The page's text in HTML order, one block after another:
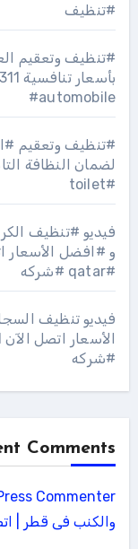
#تنظيف
#تنظيف وتعقيم
#automobile
#تنظيف وتعقيم
#toilet
فيديو #تنظيف
#qatar #شركه
فيديو تنظيف
#شركه
Comments
Commenter
والكنب فى قطر | اتصل